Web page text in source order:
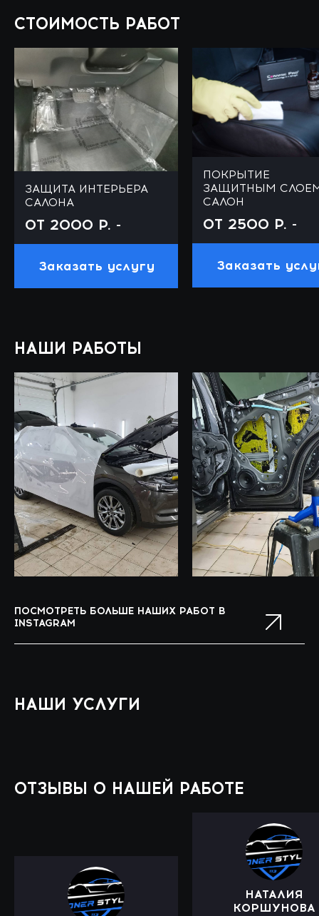
СТОИМОСТЬ РАБОТ
ЗАЩИТА ИНТЕРЬЕРА
САЛОНА
ОТ 2000 Р. -
Заказать услугу
ПОКРЫТИЕ
ЗАЩИТНЫМ
САЛОН
ОТ 2500 Р. -
Заказать
НАШИ РАБОТЫ
ПОСМОТРЕТЬ БОЛЬШЕ НАШИХ РАБОТ В
INSTAGRAM
НАШИ УСЛУГИ
ОТЗЫВЫ О НАШЕЙ РАБОТЕ
НАТАЛИЯ
КОРШУНОВА